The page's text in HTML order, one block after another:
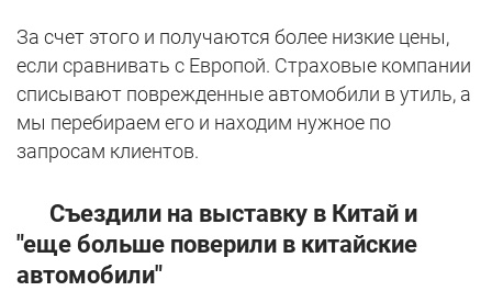
За счет этого и получаются более низкие цены,
если сравнивать с Европой. Страховые компании
списывают поврежденные автомобили в утиль, а
мы перебираем его и находим нужное по
запросам клиентов.
Съездили на выставку в Китай и
"еще больше поверили в китайские
автомобили"